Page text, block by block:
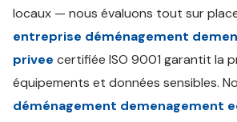
locaux — nous évaluons tout sur
entreprise déménagement
privee certifiée ISO 9001 garantit la
équipements et données sensibles.
déménagement demenagement